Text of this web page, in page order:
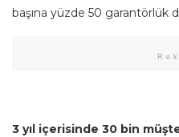
başına yüzde 50 garantörlük
3 yıl içerisinde 30 bin